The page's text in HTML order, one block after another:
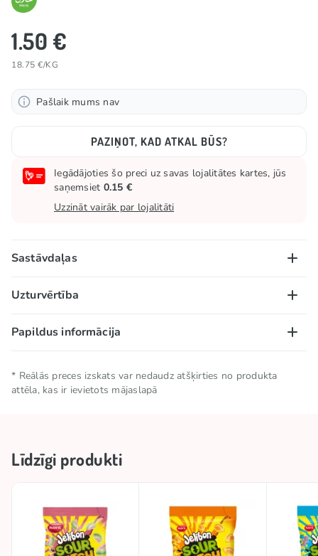
1.50 €
18.75 €/KG
Pašlaik mums nav
PAZIŅOT, KAD ATKAL BŪS?
Iegādājoties šo preci uz savas lojalitātes kartes, jūs
saņemsiet 0.15 €
Uzzināt vairāk par lojalitāti
Sastāvdaļas
Cukurs, invertcukura sīrups, glikozes sīrups, ciete,
krāsvielas (E163, E100, E153), aromatizētājs
(zemeņu).
Uzturvērtība
100 g/ml:
90g, tostarp cukuri – 77g; šķiedrvielas – 0g;
olbaltumvielas – 0g; sāls – 0,13g.
Papildus informācija
Neto daudzums 0.08 KG
nosacījumi
* Reālās preces izskats var nedaudz atšķirties no produkta
attēla, kas ir ievietots mājaslapā
Līdzīgi produkti